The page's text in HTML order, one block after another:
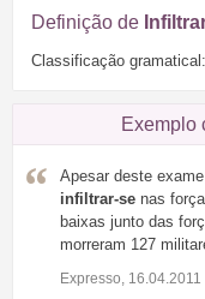
Definição de
Classificação gramatical:
Exemplo
Apesar deste
infiltrar-se nas
baixas junto das
morreram 127
Expresso, 16.04.2011